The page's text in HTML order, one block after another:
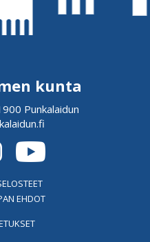
kunta
Punkalaidun
EHDOT